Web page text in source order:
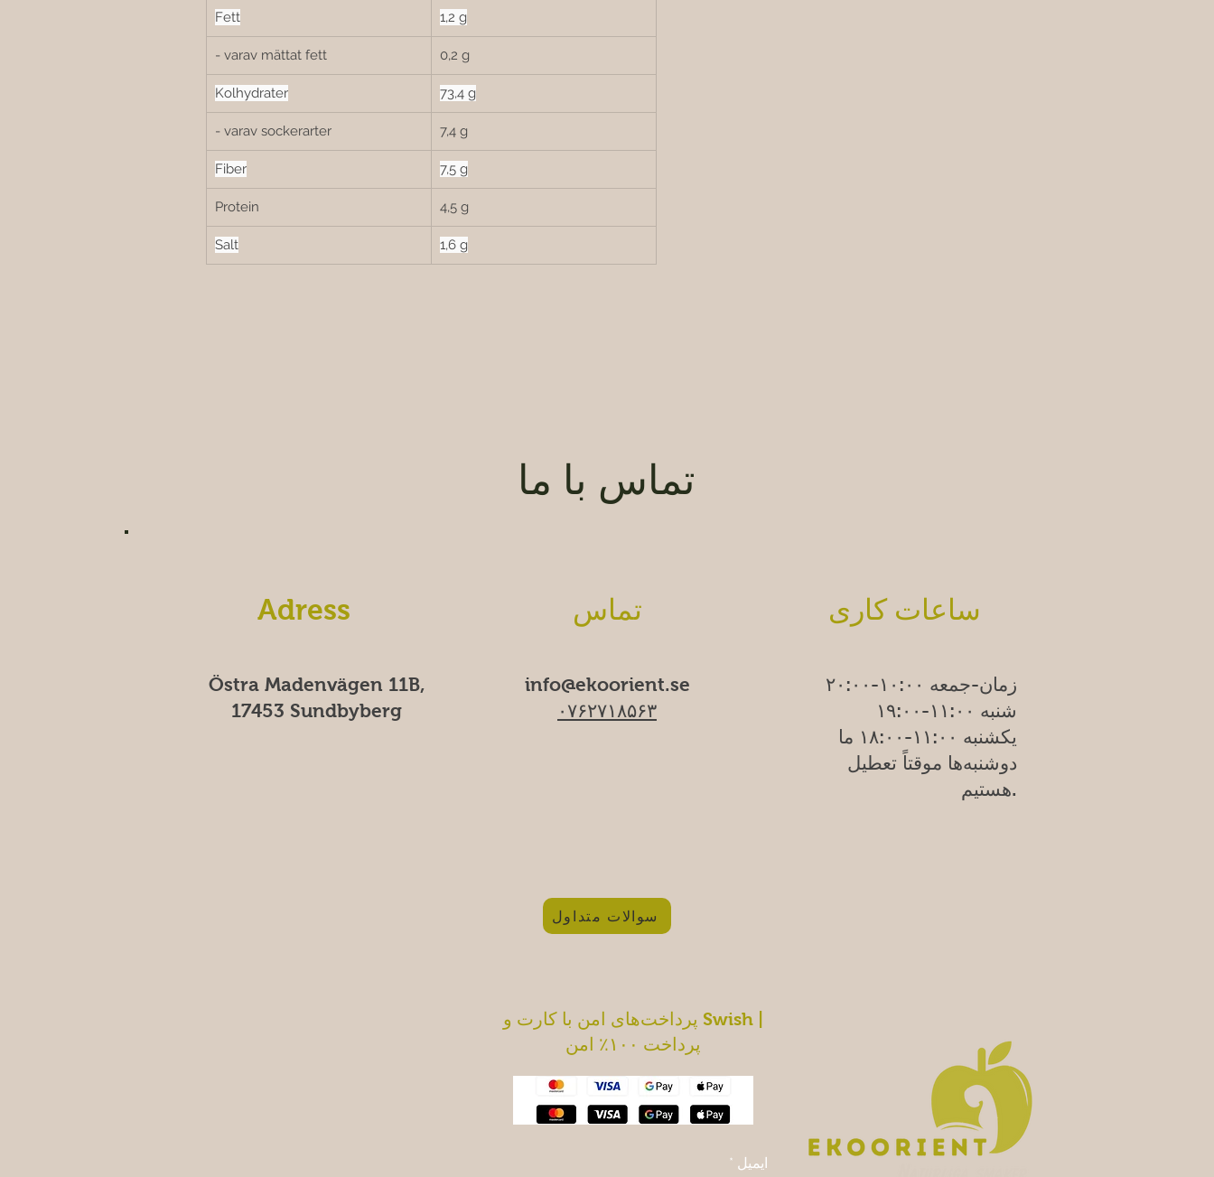
Fett 1,2 g
- varav mättat fett 0,2 g
Kolhydrater 73,4 g
- varav sockerarter 7,4 g
Fiber 7,5 g
Protein 4,5 g
Salt 1,6 g
تماس با ما
Adress
Östra Madenvägen 11B,
17453 Sundbyberg
تماس
info@ekoorient.se​​
۰۷۶۲۷۱۸۵۶۳
سوالات متداول
ساعات کاری
زمان-جمعه ۱۰:۰۰-۲۰:۰۰
شنبه ۱۱:۰۰-۱۹:۰۰
یکشنبه ۱۱:۰۰-۱۸:۰۰
ما
دوشنبه‌ها موقتاً تعطیل
هستیم.
پرداخت‌های امن با کارت و Swish |
پرداخت ۱۰۰٪ امن
ایمیل *